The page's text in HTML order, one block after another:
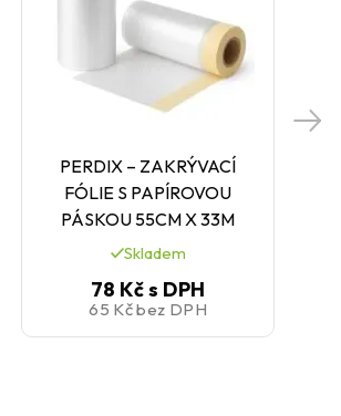
PERDIX – ZAKRÝVACÍ
FÓLIE S PAPÍROVOU
PÁSKOU 55CM X 33M
Skladem
78 Kčs DPH
65 Kčbez DPH